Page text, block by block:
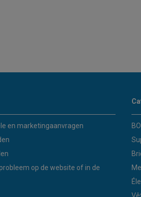
en marketingaanvragen
op de website of in de